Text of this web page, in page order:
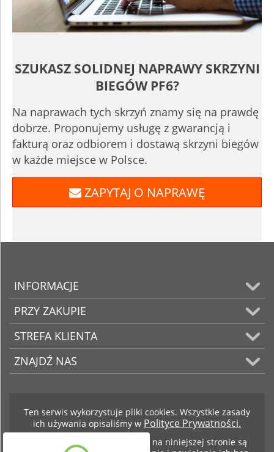
SZUKASZ SOLIDNEJ NAPRAWY SKRZYNI
BIEGÓW PF6?
Na naprawach tych skrzyń znamy się na prawdę
dobrze. Proponujemy usługę z gwarancją i
fakturą oraz odbiorem i dostawą skrzyni biegów
w każde miejsce w Polsce.
ZAPYTAJ O NAPRAWĘ
INFORMACJE
PRZY ZAKUPIE
STREFA KLIENTA
ZNAJDŹ NAS
Ten serwis wykorzystuje pliki cookies. Wszystkie zasady
ich używania opisaliśmy w Polityce Prywatności.
Teksty i zdjęcia znajdujące się na niniejszej stronie są